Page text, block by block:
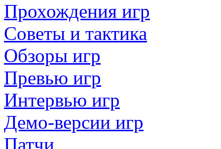
Прохождения игр
Советы и тактика
Обзоры игр
Превью игр
Интервью игр
Демо-версии игр
Патчи